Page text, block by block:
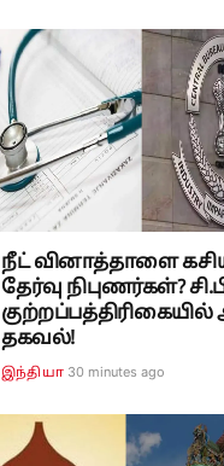
நீட் வினாத்தாளை
தேர்வு நிபுணர்கள்?
குற்றப்பத்திரிகையில்
தகவல்!
இந்தியா 30 minutes ago